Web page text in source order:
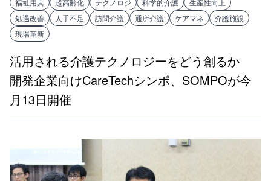
福祉用具 超高齢化 テクノロジ 科学的介護
生産性向上
処遇改善
人手不足 訪問介護 通所介護 ケアマネ
介護施設
現場革新
活用される介護テクノロジーをどう創るか
開発企業向けCareTechシンポ、SOMPOが今
月13日開催